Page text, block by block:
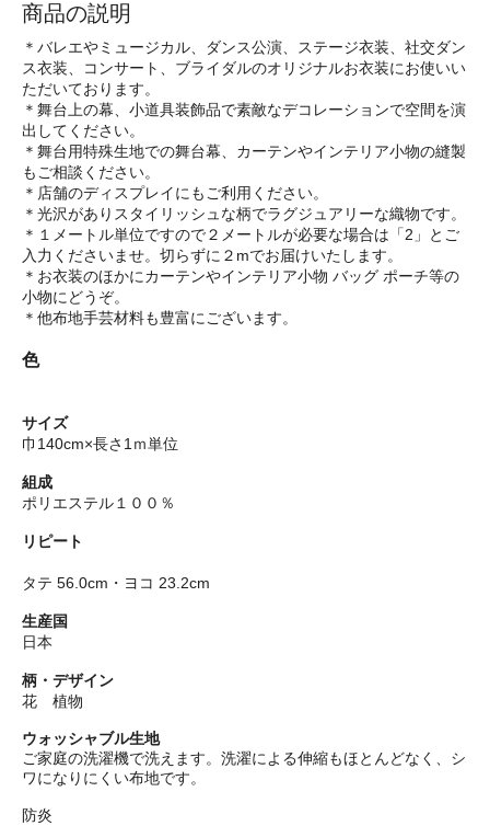
商品の説明
＊バレエやミュージカル、ダンス公演、ステージ衣装、社交ダン
ス衣装、コンサート、ブライダルのオリジナルお衣装にお使いい
ただいております。
＊舞台上の幕、小道具装飾品で素敵なデコレーションで空間を演
出してください。
＊舞台用特殊生地での舞台幕、カーテンやインテリア小物の縫製
もご相談ください。
＊店舗のディスプレイにもご利用ください。
＊光沢がありスタイリッシュな柄でラグジュアリーな織物です。
＊１メートル単位ですので２メートルが必要な場合は「2」とご
入力くださいませ。切らずに２mでお届けいたします。
＊お衣装のほかにカーテンやインテリア小物 バッグ ポーチ等の
小物にどうぞ。
＊他布地手芸材料も豊富にございます。
色
サイズ
巾140cm×長さ1ｍ単位
組成
ポリエステル１００％
リピート
タテ 56.0cm・ヨコ 23.2cm
生産国
日本
柄・デザイン
花 植物
ウォッシャブル生地
ご家庭の洗濯機で洗えます。洗濯による伸縮もほとんどなく、シ
ワになりにくい布地です。
防炎